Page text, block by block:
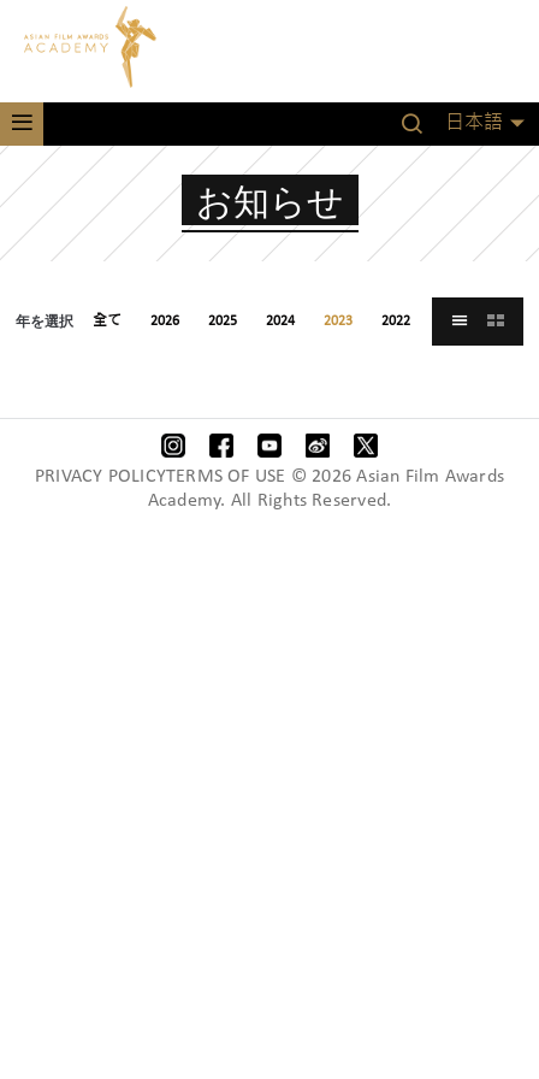
日本語
お知らせ
年を選択 全て 2026 2025 2024 2023 2022 2021
PRIVACY POLICYTERMS OF USE © 2026 Asian Film Awards
Academy. All Rights Reserved.